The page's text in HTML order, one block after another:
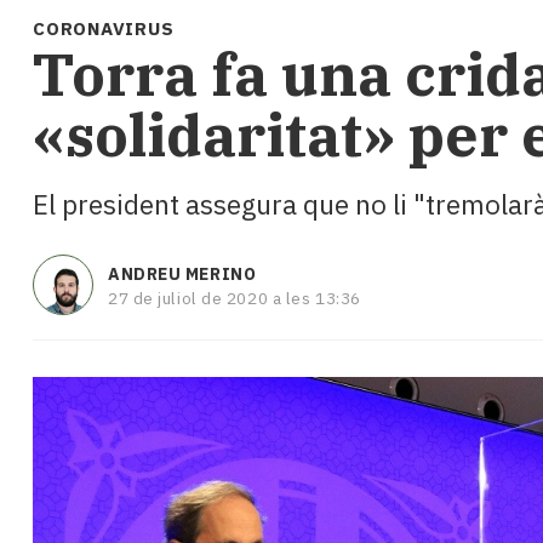
i
Cultura
Esports
Mai
tant!
i
El
temps
Enquestes
A
escena!
Dis
la
teva!
CORONAVIRUS
Torra fa una
«solidaritat» per
El president assegura que no li
ANDREU MERINO
27 de juliol de 2020 a les 13:36